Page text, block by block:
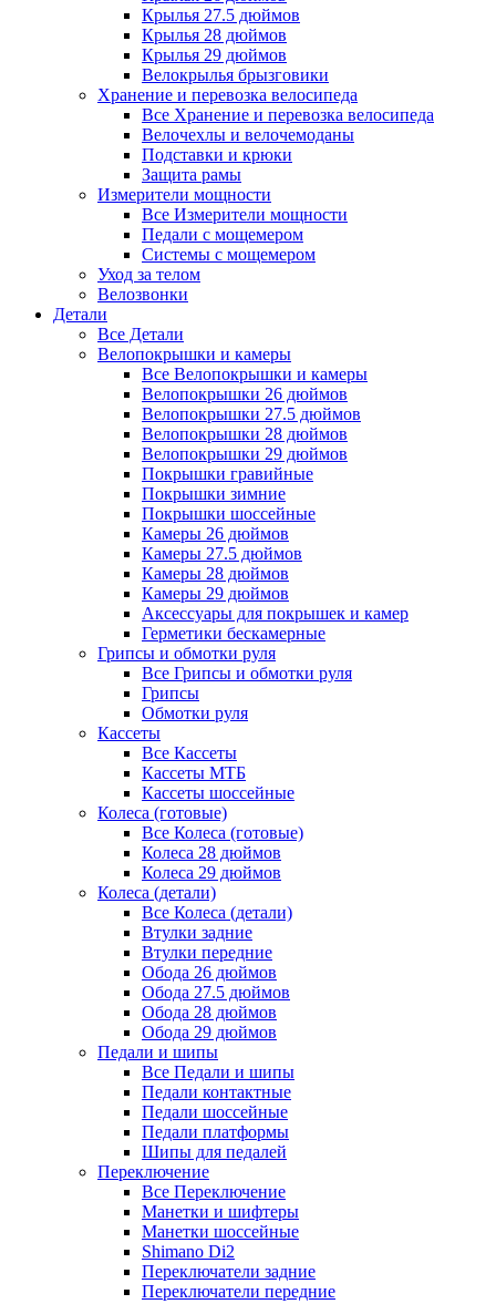
Крылья 27.5 дюймов
Крылья 28 дюймов
Крылья 29 дюймов
Велокрылья брызговики
Хранение и перевозка велосипеда
Все Хранение и перевозка велосипеда
Велочехлы и велочемоданы
Подставки и крюки
Защита рамы
Измерители мощности
Все Измерители мощности
Педали с мощемером
Системы с мощемером
Уход за телом
Велозвонки
Детали
Все Детали
Велопокрышки и камеры
Все Велопокрышки и камеры
Велопокрышки 26 дюймов
Велопокрышки 27.5 дюймов
Велопокрышки 28 дюймов
Велопокрышки 29 дюймов
Покрышки гравийные
Покрышки зимние
Покрышки шоссейные
Камеры 26 дюймов
Камеры 27.5 дюймов
Камеры 28 дюймов
Камеры 29 дюймов
Аксессуары для покрышек и камер
Герметики бескамерные
Грипсы и обмотки руля
Все Грипсы и обмотки руля
Грипсы
Обмотки руля
Кассеты
Все Кассеты
Кассеты МТБ
Кассеты шоссейные
Колеса (готовые)
Все Колеса (готовые)
Колеса 28 дюймов
Колеса 29 дюймов
Колеса (детали)
Все Колеса (детали)
Втулки задние
Втулки передние
Обода 26 дюймов
Обода 27.5 дюймов
Обода 28 дюймов
Обода 29 дюймов
Педали и шипы
Все Педали и шипы
Педали контактные
Педали шоссейные
Педали платформы
Шипы для педалей
Переключение
Все Переключение
Манетки и шифтеры
Манетки шоссейные
Shimano Di2
Переключатели задние
Переключатели передние